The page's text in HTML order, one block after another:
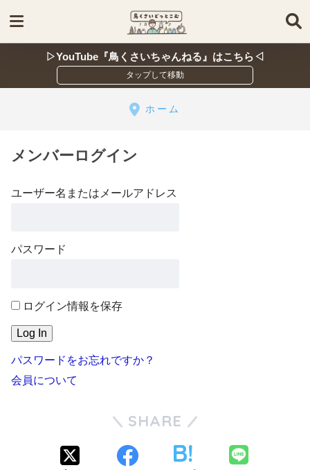
▷YouTube『鳥くさいちゃんねる』はこちら◁
ホーム
メンバーログイン
ユーザー名またはメールアドレス
パスワード
ログイン情報を保存
パスワードをお忘れですか？
会員について
SHARE